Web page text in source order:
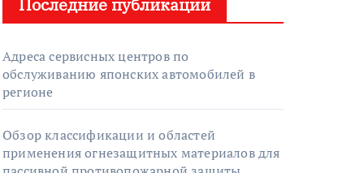
Последние публикации
Адреса сервисных центров по
обслуживанию японских автомобилей в
регионе
Обзор классификации и областей
применения огнезащитных материалов для